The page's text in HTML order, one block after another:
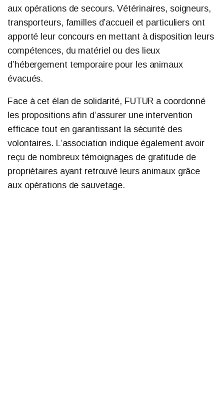
aux opérations de secours. Vétérinaires, soigneurs,
transporteurs, familles d’accueil et particuliers ont
apporté leur concours en mettant à disposition leurs
compétences, du matériel ou des lieux
d’hébergement temporaire pour les animaux
évacués.
Face à cet élan de solidarité, FUTUR a coordonné
les propositions afin d’assurer une intervention
efficace tout en garantissant la sécurité des
volontaires. L’association indique également avoir
reçu de nombreux témoignages de gratitude de
propriétaires ayant retrouvé leurs animaux grâce
aux opérations de sauvetage.